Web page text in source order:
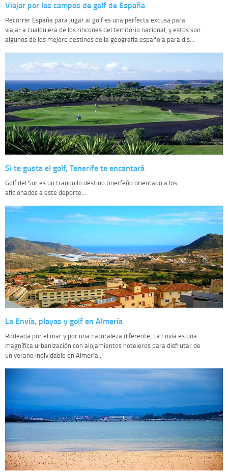
Viajar por los campos de golf de España
Recorrer España para jugar al golf es una perfecta excusa para
viajar a cualquiera de los rincones del territorio nacional, y estos son
algunos de los mejore destinos de la geografía española para dis...
Si te gusta el golf, Tenerife te encantará
Golf del Sur es un tranquilo destino tinerfeño orientado a los
aficionados a este deporte...
La Envía, playas y golf en Almería
Rodeada por el mar y por una naturaleza diferente, La Envía es una
magnífica urbanización con alojamientos hoteleros para disfrutar de
un verano inolvidable en Almería...